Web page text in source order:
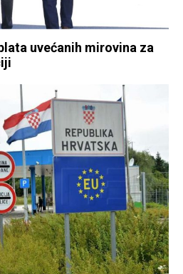
uvećanih mirovina za